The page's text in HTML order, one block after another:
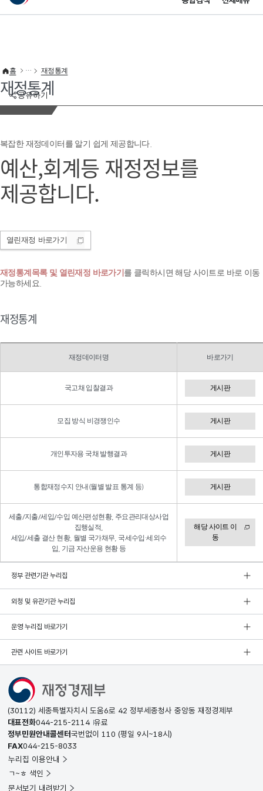
이 누리집은 대한민국 공식 전자정부 누리집입니다.
공유하기
홈 재정통계
재정통계
복잡한 재정데이터를 알기 쉽게 제공합니다.
예산,회계등 재정정보를
제공합니다.
열린재정 바로가기
재정통계목록 및 열린재정 바로가기 를 클릭하시면 해당 사이트로 바로 이동
가능하세요.
재정통계
재정데이터명 바로가기
국고채 입찰결과 게시판
모집 방식 비경쟁인수 게시판
개인투자용 국채 발행결과 게시판
통합재정수지 안내(월별 발표 통계 등) 게시판
세출/지출/세입/수입 예산편성현황, 주요관리대상사업
집행실적,
세입/세출 결산 현황, 월별 국가채무, 국세수입·세외수
입, 기금 자산운용 현황 등
해당 사이트 이
동
정부 관련기관 누리집
외청 및 유관기관 누리집
운영 누리집 바로가기
관련 사이트 바로가기
(30112) 세종특별자치시 도움6로 42 정부세종청사 중앙동 재정경제부
대표전화044-215-2114 유료
정부민원안내콜센터국번없이 110 (평일 9시~18시)
FAX044-215-8033
누리집 이용안내
ㄱ~ㅎ 색인
문서보기 내려받기